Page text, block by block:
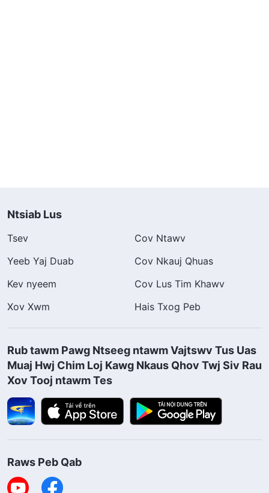
Ntsiab Lus
Tsev
Cov Ntawv
Yeeb Yaj Duab
Cov Nkauj Qhuas
Kev nyeem
Cov Lus Tim Khawv
Xov Xwm
Hais Txog Peb
Rub tawm Pawg Ntseeg ntawm Vajtswv Tus Uas
Muaj Hwj Chim Loj Kawg Nkaus Qhov Twj Siv Rau
Xov Tooj ntawm Tes
Raws Peb Qab